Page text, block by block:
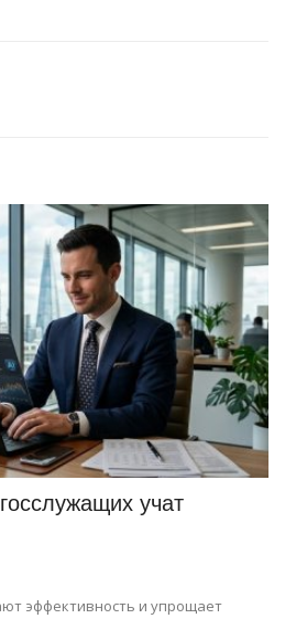
учат
эффективность и упрощает